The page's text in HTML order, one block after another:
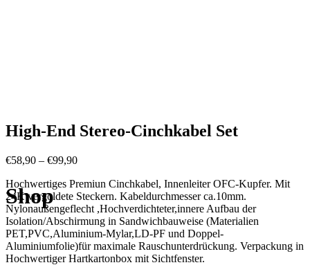
Shop
High-End Stereo-Cinchkabel Set
€58,90 – €99,90Preisspanne:
bis
€99,90
Hochwertiges Premiun Cinchkabel, Innenleiter OFC-Kupfer. Mit
24K vergoldete Steckern. Kabeldurchmesser ca.10mm.
Nylonaußengeflecht ,Hochverdichteter,innere Aufbau der
Isolation/Abschirmung in Sandwichbauweise (Materialien
PET,PVC,Aluminium-Mylar,LD-PF und Doppel-
Aluminiumfolie)für maximale Rauschunterdrückung. Verpackung in
Hochwertiger Hartkartonbox mit Sichtfenster.